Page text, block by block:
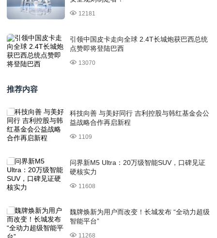
12181
引领中国皮卡走向全球 2.4T长城炮获巴西总统
点赞即将登陆巴西
13070
推荐内容
科技向善 与美好同行 吉利控股与韩红基金会公
益战略合作再启新程
1109
问界新M5 Ultra：20万级智能SUV，口碑见证
硬核实力
11608
魏牌焕新为用户而改变！长城发布 “全动力超级
智能平台”
11268